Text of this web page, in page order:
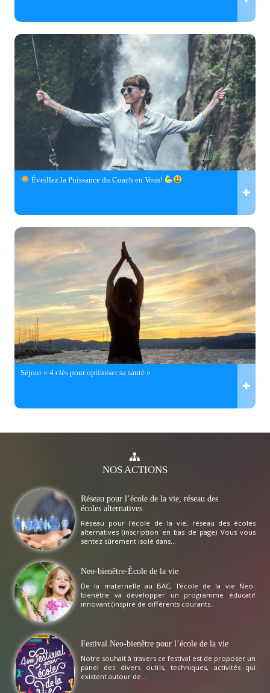
Éveillez la Puissance du Coach en Vous!
Séjour « 4 clés pour optimiser sa santé »
NOSACTIONS
Réseau pour l’école de la vie, réseau des
écoles alternatives
Réseau pour l'école de la vie, réseau des écoles
alternatives (inscription en bas de page) Vous vous
sentez sûrement isolé dans...
Neo-bienêtre-École de la vie
De la maternelle au BAC, l'école de la vie Neo-
bienêtre va développer un programme éducatif
innovant (inspiré de différents courants...
Festival Neo-bienêtre pour l’école de la vie
Notre souhait à travers ce festival est de proposer un
panel des divers outils, techniques, activités qui
existent autour de...